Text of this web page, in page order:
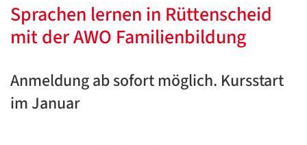
Sprachen lernen in Rüttenscheid
mit der AWO Familienbildung
Anmeldung ab sofort möglich. Kursstart
im Januar